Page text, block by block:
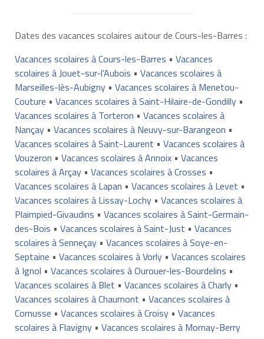
Dates des vacances scolaires autour de Cours-les-Barres :
Vacances scolaires à Cours-les-Barres • Vacances
scolaires à Jouet-sur-l'Aubois • Vacances scolaires à
Marseilles-lès-Aubigny• Vacances scolaires à Menetou-
Couture • Vacances scolaires à Saint-Hilaire-de-Gondilly•
Vacances scolaires à Torteron • Vacances scolaires à
Nançay• Vacances scolaires à Neuvy-sur-Barangeon •
Vacances scolaires à Saint-Laurent • Vacances scolaires à
Vouzeron • Vacances scolaires à Annoix• Vacances
scolaires à Arçay• Vacances scolaires à Crosses •
Vacances scolaires à Lapan • Vacances scolaires à Levet •
Vacances scolaires à Lissay-Lochy• Vacances scolaires à
Plaimpied-Givaudins • Vacances scolaires à Saint-Germain-
des-Bois • Vacances scolaires à Saint-Just • Vacances
scolaires à Senneçay• Vacances scolaires à Soye-en-
Septaine • Vacances scolaires à Vorly• Vacances scolaires
à Ignol • Vacances scolaires à Ourouer-les-Bourdelins •
Vacances scolaires à Blet • Vacances scolaires à Charly•
Vacances scolaires à Chaumont • Vacances scolaires à
Cornusse • Vacances scolaires à Croisy• Vacances
scolaires à Flavigny• Vacances scolaires à Mornay-Berry